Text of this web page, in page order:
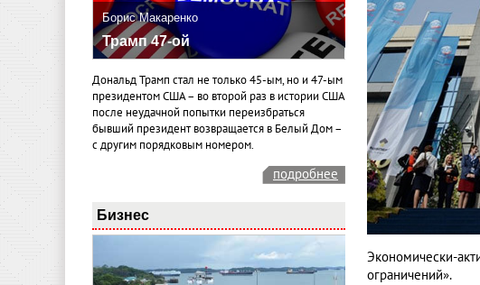
Борис Макаренко
Трамп 47-ой
Дональд Трамп стал не только 45-ым, но и 47-ым
президентом США – во второй раз в истории США
после неудачной попытки переизбраться
бывший президент возвращается в Белый Дом –
с другим порядковым номером.
подробнее
Бизнес
Экономически-
ограничений».